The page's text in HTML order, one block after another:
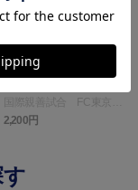
国際親善試合 FC東京
対 ボルシア ドルトムン
ト プリントタオルマフ
2,200円